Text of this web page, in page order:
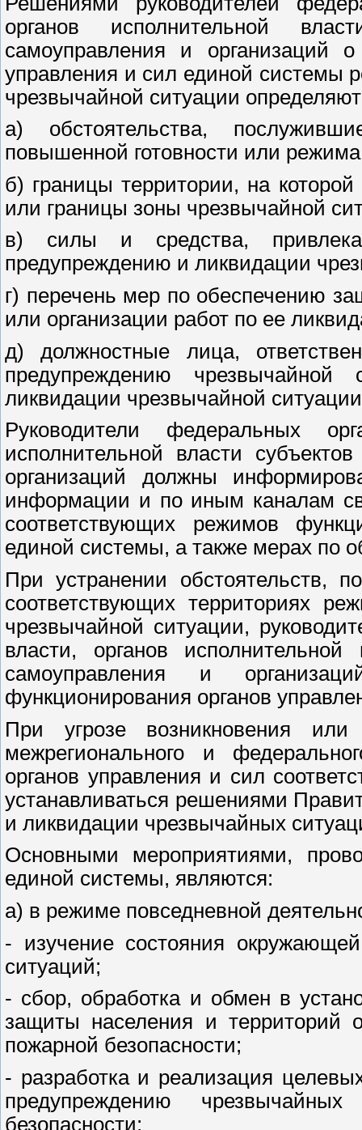
органов исполнительной
самоуправления и организаций
управления и сил единой системы
чрезвычайной ситуации
а) обстоятельства,
повышенной готовности или
б) границы территории, на
или границы зоны чрезвычайной
в) силы и средства,
предупреждению и ликвидации
г) перечень мер по обеспечению
или организации работ по ее
д) должностные лица,
предупреждению
ликвидации чрезвычайной
Руководители федеральных
исполнительной власти
организаций должны
информации и по иным каналам
соответствующих режимов
единой системы, а также мерах по
При устранении обстоятельств,
соответствующих территориях
чрезвычайной ситуации,
власти, органов
самоуправления и
функционирования органов
При угрозе возникновения или
межрегионального и
органов управления и сил
устанавливаться решениями
и ликвидации чрезвычайных
Основными мероприятиями,
единой системы, являются:
а) в режиме повседневной
- изучение состояния
ситуаций;
- сбор, обработка и обмен в
защиты населения и территорий
пожарной безопасности;
- разработка и реализация
предупреждению
безопасности;